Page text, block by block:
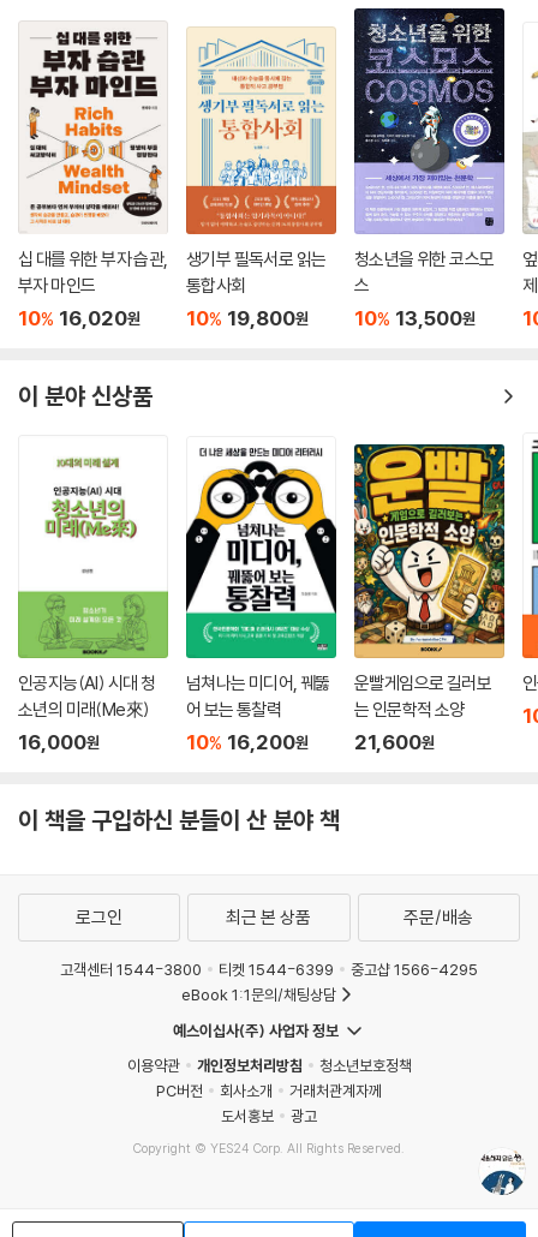
촉구한 프랑스의 소설가이자 철학자 ‘카뮈’를 통해 삶의 부조리에 반항하
며 살아가는 인간 삶의 방식을, [5장]에서는 무신론적 실존주의자 ‘사르트
르’를 통해 모든 것이 무의미해 보이는 삶에서도 스스로 자신의 삶을 창조
하고 자기 삶의 저자가 되는 것이 무엇을 의미하는지를 이야기한다. [6장]
에서는 자신의 삶을 걸고 인생의 의미를 구하는 과정에서 신의 법칙이자
그 자체로 신인 사랑의 원리에 도달한 19세기 러시아의 소설가 ‘톨스토
이’를 통해 유한한 인생의 영원한 의미를 사랑에서 찾을 수 있음을 이야기
한다.
이와 같이 저자는 진정한 삶이란 무엇인지 물음을 던졌던 여섯 명의 사상
가들을 소개하고 그들의 생각을 자세하게 들여다보며 삶과 죽음에 대해 스
스로 생각해볼 수 있도록 독자들을 안내한다. 각 장의 처음에는 본문의 핵
적으로 고민하고 적용해볼 수 있는 ‘생각해볼 문제’를 함께 실어 책 읽는 즐
유한한 존재인 우리에게 죽음의 문제는 선택의 문제가 아니다. 나의 죽음
이 언제 올지는 알 수 없지만 한 가지는 분명하다. 죽음은 예상보다는 빨리
올 것이다. 따라서 삶의 한복판에서 종말을 숙고하는 가운데 죽음을 준비
하는 것은 유의미한 일이다. 이 책을 읽는 청소년 독자들은 삶과 죽음에 대
한 잘못된 생각으로부터 벗어나 자기 스스로 자신의 삶을 이해하고 주도적
으로 살아갈 수 있다는 긍정적인 생각을 갖게 될 것이다. 나아가 철학이 삶
의 현장에서 누구에게나 자기 삶의 길을 찾기 위한 설렘과 삶의 활기를 줄
수 있는 강력한 실천의 힘을 갖고 있다는 것도 느낄 수 있을 것이다.
“우리가 죽지 않는다면 결코 묻지 않을 물음들을 통해, 우리는 삶의 의미를
―〈여는 글〉 중에서
십 대를 위한 부자 습관,
부자 마인드
10% 16,020원
생기부 필독서로 읽는
통합사회
10% 19,800원
청소년을 위한 코스모
스
10% 13,500원
이 분야 신상품
인공지능(AI) 시대 청
소년의 미래(Me來)
16,000원
넘쳐나는 미디어, 꿰뚫
어 보는 통찰력
10% 16,200원
운빨게임으로 길러보
는 인문학적 소양
21,600원
이 책을 구입하신 분들이 산 분야 책
로그인 최근 본 상품 주문/배송
고객센터 1544-3800 티켓 1544-6399
중고샵 1566-4295
eBook 1:1문의/채팅상담
예스이십사(주) 사업자 정보
이용약관
개인정보처리방침
청소년보호정책
PC버전
회사소개
거래처관계자께
도서홍보
광고
Copyright © YES24 Corp. All Rights Reserved.